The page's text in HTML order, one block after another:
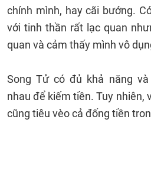
chính mình, hay cãi bướng.
với tinh thần rất lạc quan
quan và cảm thấy mình vô
Song Tử có đủ khả năng
nhau để kiếm tiền. Tuy nhiên,
cũng tiêu vèo cả đống tiền